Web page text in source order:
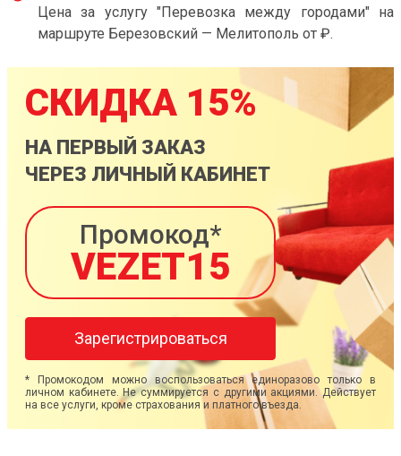
Цена за услугу "Перевозка между городами" на
маршруте Березовский — Мелитополь от ₽.
СКИДКА 15%
НА ПЕРВЫЙ ЗАКАЗ
ЧЕРЕЗ ЛИЧНЫЙ КАБИНЕТ
Промокод*
VEZET15
Зарегистрироваться
* Промокодом можно воспользоваться единоразово только в
личном кабинете. Не суммируется с другими акциями. Действует
на все услуги, кроме страхования и платного въезда.